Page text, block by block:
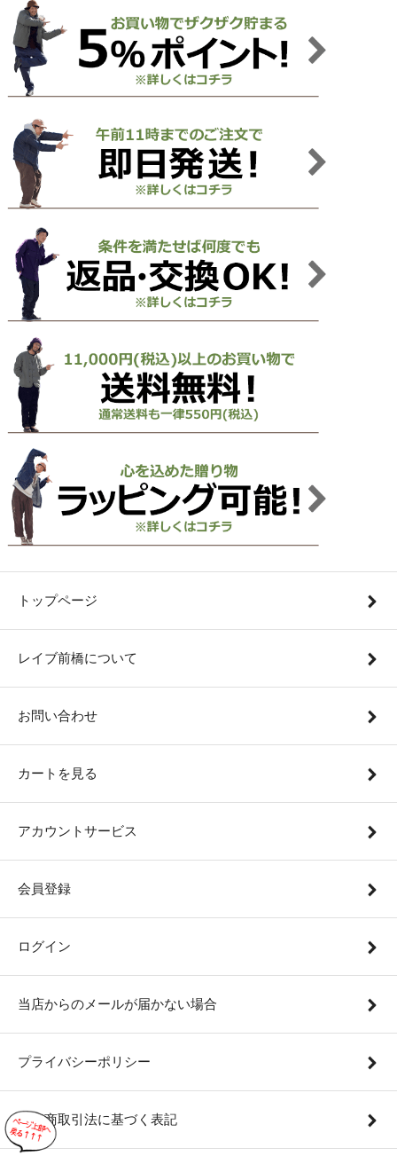
トップページ
レイブ前橋について
お問い合わせ
カートを見る
アカウントサービス
会員登録
ログイン
当店からのメールが届かない場合
プライバシーポリシー
特定商取引法に基づく表記